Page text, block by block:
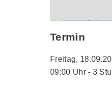
Termin
Freitag,
09:00 Uhr - 3